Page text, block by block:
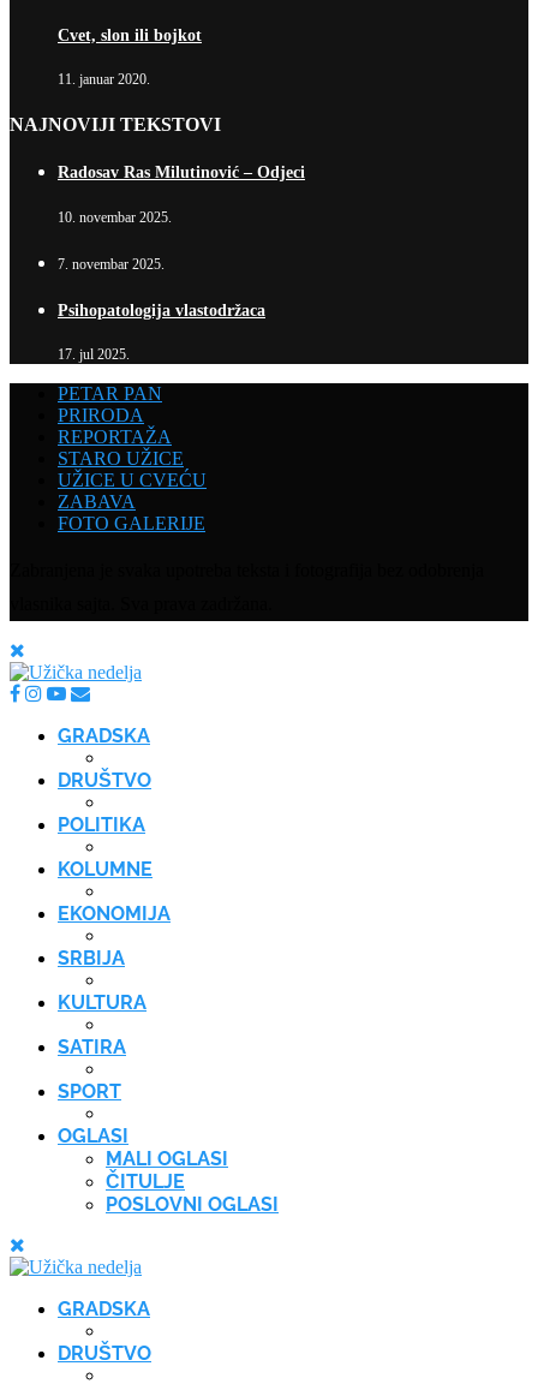
Cvet, slon ili bojkot
11. januar 2020.
NAJNOVIJI TEKSTOVI
Radosav Ras Milutinović – Odjeci
10. novembar 2025.
7. novembar 2025.
Psihopatologija vlastodržaca
17. jul 2025.
PETAR PAN
PRIRODA
REPORTAŽA
STARO UŽICE
UŽICE U CVEĆU
ZABAVA
FOTO GALERIJE
GRADSKA
DRUŠTVO
POLITIKA
KOLUMNE
EKONOMIJA
SRBIJA
KULTURA
SATIRA
SPORT
OGLASI
MALI OGLASI
ČITULJE
POSLOVNI OGLASI
GRADSKA
DRUŠTVO